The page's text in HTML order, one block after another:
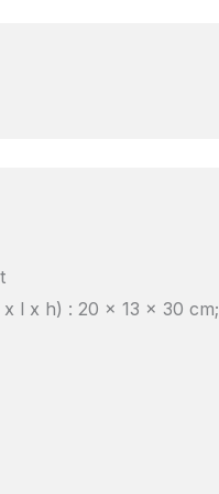
l x h) : 20 x 13 x 30 cm;